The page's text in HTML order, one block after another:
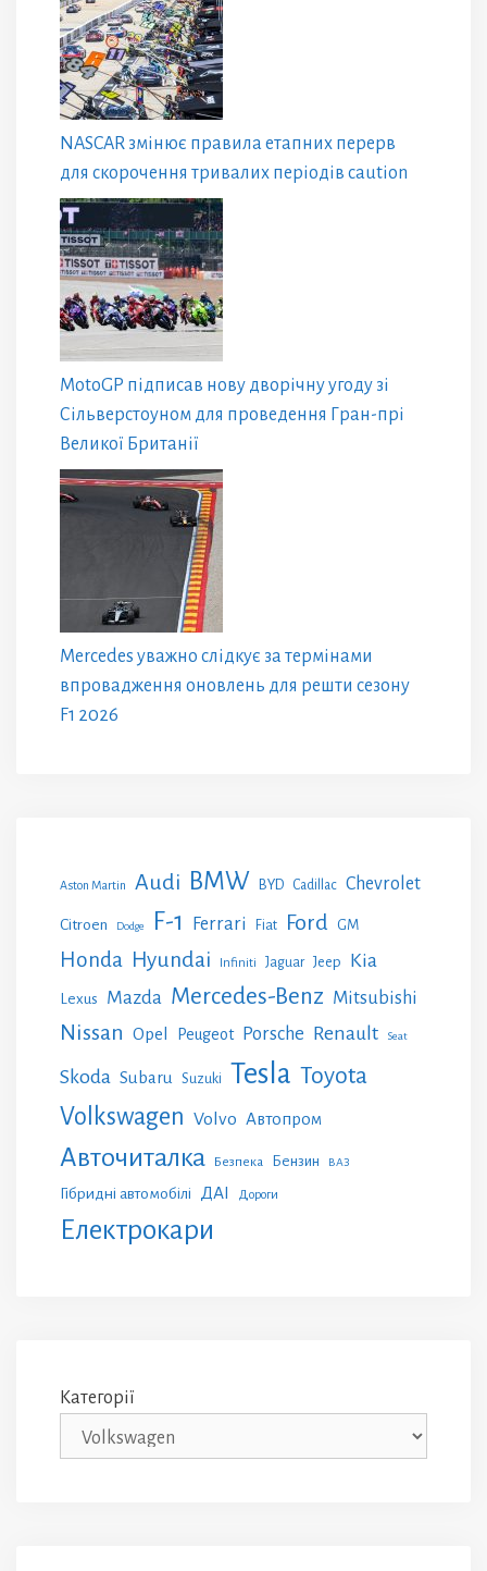
NASCAR змінює правила етапних перерв
для скорочення тривалих періодів caution
MotoGP підписав нову дворічну угоду зі
Сільверстоуном для проведення Гран-прі
Великої Британії
Mercedes уважно слідкує за термінами
впровадження оновлень для решти сезону
F1 2026
Aston Martin Audi BMW BYD Cadillac Chevrolet
Citroen Dodge F-1 Ferrari Fiat Ford GM
Honda Hyundai Infiniti Jaguar Jeep Kia
Lexus Mazda Mercedes-Benz Mitsubishi
Nissan Opel Peugeot Porsche Renault Seat
Skoda Subaru Suzuki Tesla Toyota
Volkswagen Volvo Автопром
Авточиталка Безпека Бензин ВАЗ
Гібридні автомобілі ДАІ Дороги
Електрокари
Категорії